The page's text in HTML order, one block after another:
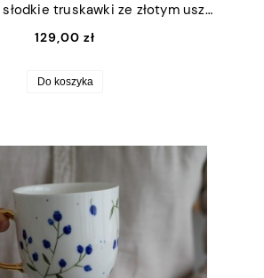
Kubek 220ml słodkie truskawki ze złotym uszkiem
129,00 zł
Do koszyka